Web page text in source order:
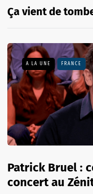
Ça vient de
A LA UNE FRANCE
Patrick Bruel :
concert au